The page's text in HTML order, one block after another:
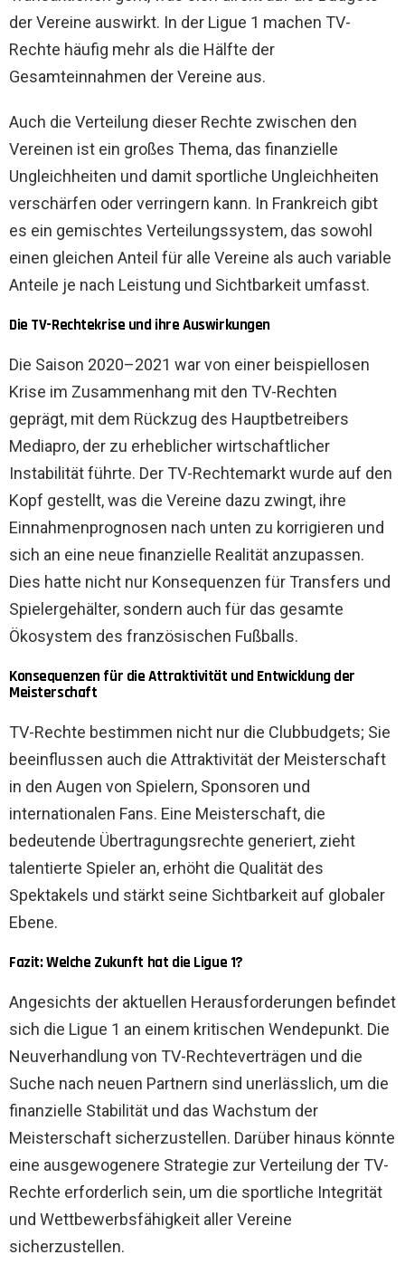
der Vereine auswirkt. In der Ligue 1 machen TV-
Rechte häufig mehr als die Hälfte der
Gesamteinnahmen der Vereine aus.
Auch die Verteilung dieser Rechte zwischen den
Vereinen ist ein großes Thema, das finanzielle
Ungleichheiten und damit sportliche Ungleichheiten
verschärfen oder verringern kann. In Frankreich gibt
es ein gemischtes Verteilungssystem, das sowohl
einen gleichen Anteil für alle Vereine als auch variable
Anteile je nach Leistung und Sichtbarkeit umfasst.
Die TV-Rechtekrise und ihre Auswirkungen
Die Saison 2020–2021 war von einer beispiellosen
Krise im Zusammenhang mit den TV-Rechten
geprägt, mit dem Rückzug des Hauptbetreibers
Mediapro, der zu erheblicher wirtschaftlicher
Instabilität führte. Der TV-Rechtemarkt wurde auf den
Kopf gestellt, was die Vereine dazu zwingt, ihre
Einnahmenprognosen nach unten zu korrigieren und
sich an eine neue finanzielle Realität anzupassen.
Dies hatte nicht nur Konsequenzen für Transfers und
Spielergehälter, sondern auch für das gesamte
Ökosystem des französischen Fußballs.
Konsequenzen für die Attraktivität und Entwicklung der
Meisterschaft
TV-Rechte bestimmen nicht nur die Clubbudgets; Sie
beeinflussen auch die Attraktivität der Meisterschaft
in den Augen von Spielern, Sponsoren und
internationalen Fans. Eine Meisterschaft, die
bedeutende Übertragungsrechte generiert, zieht
talentierte Spieler an, erhöht die Qualität des
Spektakels und stärkt seine Sichtbarkeit auf globaler
Ebene.
Fazit: Welche Zukunft hat die Ligue 1?
Angesichts der aktuellen Herausforderungen befindet
sich die Ligue 1 an einem kritischen Wendepunkt. Die
Neuverhandlung von TV-Rechteverträgen und die
Suche nach neuen Partnern sind unerlässlich, um die
finanzielle Stabilität und das Wachstum der
Meisterschaft sicherzustellen. Darüber hinaus könnte
eine ausgewogenere Strategie zur Verteilung der TV-
Rechte erforderlich sein, um die sportliche Integrität
und Wettbewerbsfähigkeit aller Vereine
sicherzustellen.